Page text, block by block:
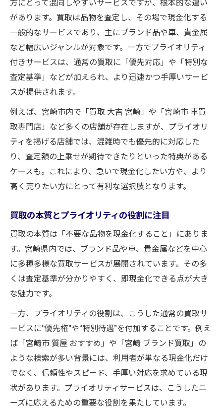
買取を宮崎県で選ぶ際の比較ポイントまと
め
高評価な買取サービスを見極めるコツ
宮崎県で人気の買取活用法とそのメリット
買取サービスの選択基準と活用の流れ
安心して依頼できる買取の見極め方とは
信頼できる買取業者の特徴を徹底解説
買取サービスを安心して使うための注意点
口コミと評判で選ぶ買取のポイント
買取業者の対応力が安心につながる理由
効率的な資金調達に役立つ賢い買取利用法
買取を活用した効率的な資金調達のコツ
賢く買取を使ってスムーズに現金化する方
法
質預かりと買取の違いと使い分けポイント
買取利用で資金調達の幅を広げる方法
資金繰りに役立つ買取サービスの選び方
選ばれるプライオリティ買取の特徴と魅力
プライオリティ買取が選ばれる理由と強み
他と差がつくプライオリティ買取の特徴
プライオリティ買取で得られる安心とメリ
ット
買取サービスで重視されるプライオリティ
があります。買取は品物を査定し、その場で現金化する
一般的なサービスであり、主にブランド品や車、貴金属
など幅広いジャンルが対象です。一方でプライオリティ
付きサービスは、通常の買取に「優先対応」や「特別な
査定基準」などが加えられ、より迅速かつ手厚いサービ
スが提供されます。
例えば、宮崎市内で「買取 大吉 宮崎」や「宮崎市 車買
取専門店」など多くの店舗が存在しますが、プライオリ
ティを掲げる店舗では、混雑時でも優先的に対応した
り、査定額の上乗せが期待できたりといった特典がある
ケースも。これにより、急いで現金化したい方や、より
高く売りたい方にとって有利な選択肢となります。
買取の本質とプライオリティの役割に注目
買取の本質は「不要な品物を現金化すること」にありま
す。宮崎県内では、ブランド品や車、貴金属などを中心
に多種多様な買取サービスが展開されています。その多
くは査定基準が分かりやすく、即現金化できる点が大き
な魅力です。
一方、プライオリティの役割は、こうした通常の買取サ
ービスに“優先権”や“特別待遇”を付加することです。例え
ば「宮崎市 質屋 おすすめ」や「宮崎 ブランド買取」の
ような検索が多い背景には、利用者が単なる現金化だけ
でなく、信頼性やスピード、手厚い対応を求めている現
状があります。プライオリティサービスは、こうしたニ
ーズに応えるための重要な役割を果たしています。